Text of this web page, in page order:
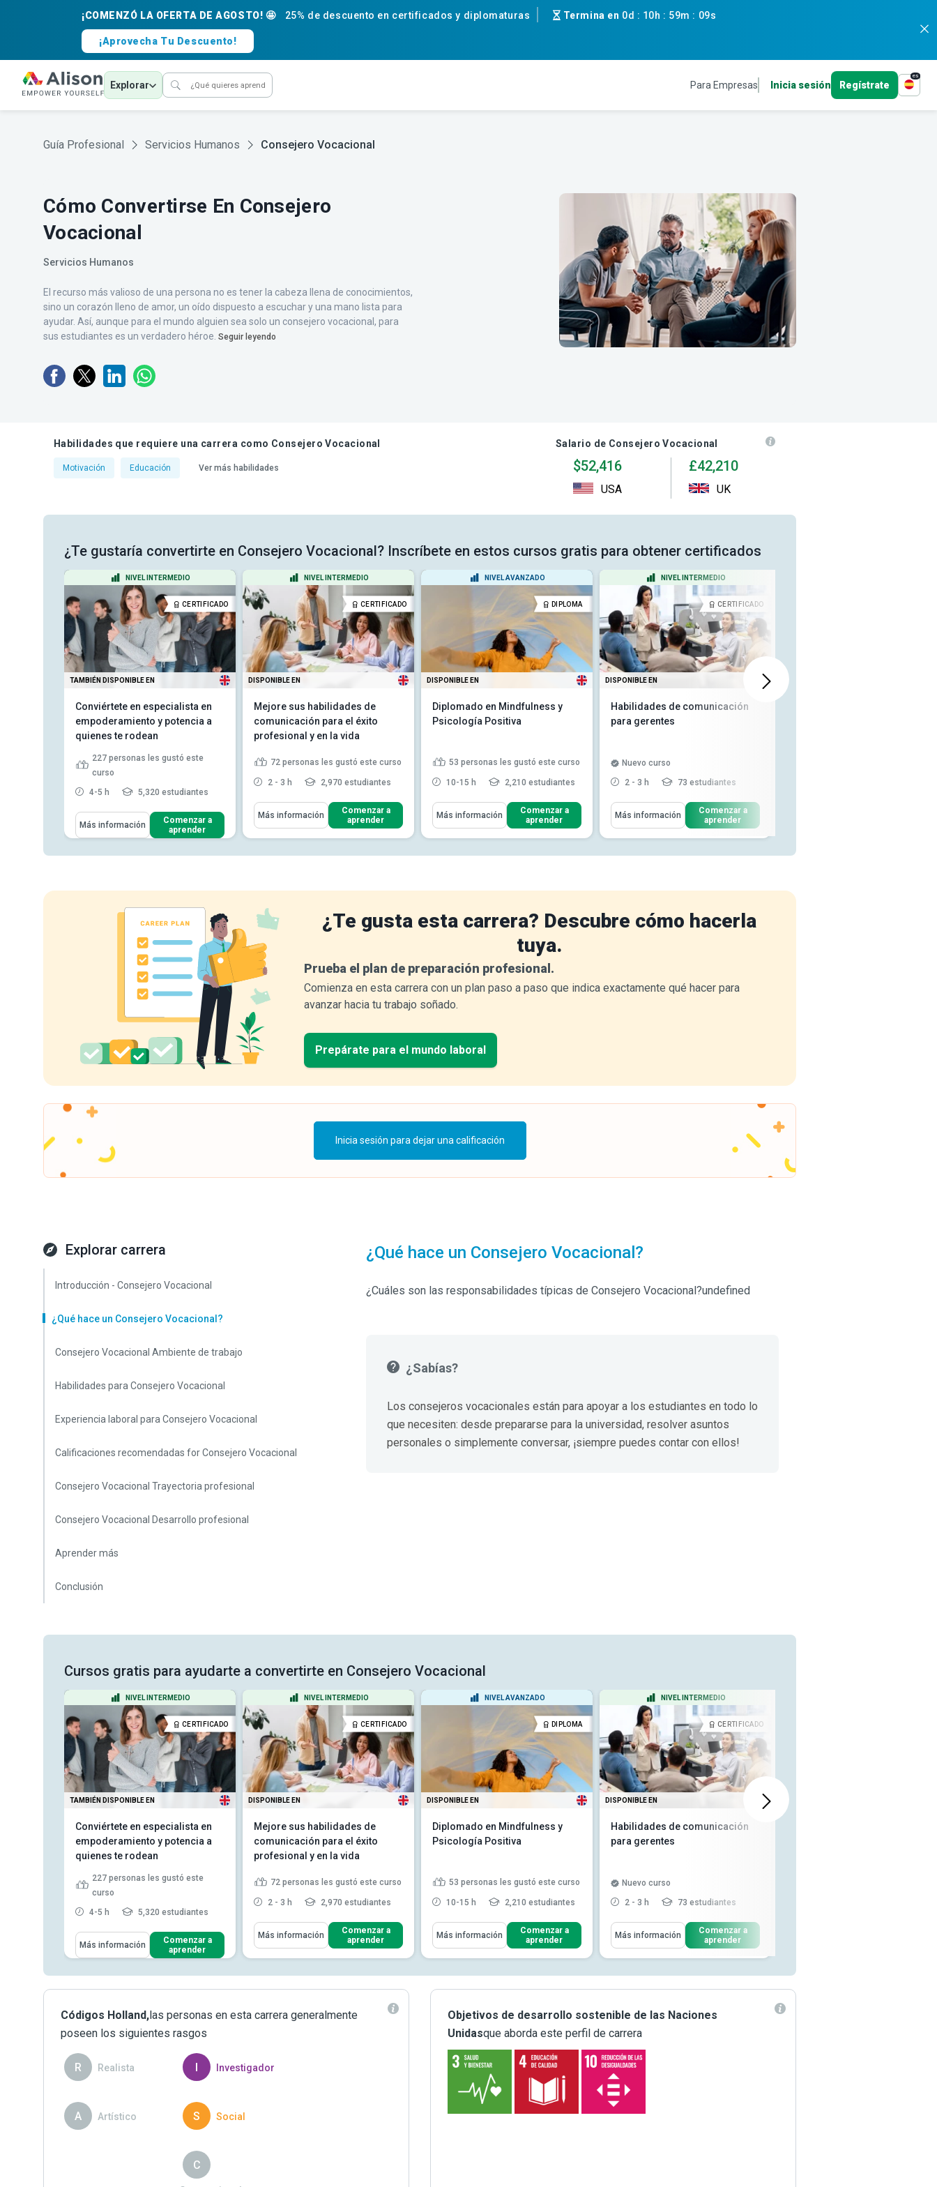
¡COMENZÓ LA OFERTA DE AGOSTO! 🤩 25% de descuento en certificados y diplomaturas Termina en 0d : 10h : 59m : 08s
¡Aprovecha Tu Descuento!
Explorar Para Empresas Inicia sesión Regístrate
es
Guía Profesional Servicios Humanos Consejero Vocacional
Cómo Convertirse En Consejero
Vocacional
Servicios Humanos
El recurso más valioso de una persona no es tener la cabeza llena de conocimientos,
sino un corazón lleno de amor, un oído dispuesto a escuchar y una mano lista para
ayudar. Así, aunque para el mundo alguien sea solo un consejero vocacional, para
sus estudiantes es un verdadero héroe. Seguir leyendo
Habilidades que requiere una carrera como Consejero Vocacional
Motivación Educación Ver más habilidades
Salario de Consejero Vocacional
$52,416
USA
£42,210
UK
¿Te gustaría convertirte en Consejero Vocacional? Inscríbete en estos cursos gratis para obtener certificados
NIVEL INTERMEDIO
CERTIFICADO
TAMBIÉN DISPONIBLE EN
Conviértete en especialista en
empoderamiento y potencia a
quienes te rodean
227 personas les gustó este
curso
4-5 h
5,320 estudiantes
Aprenderás Cómo
Identificar las causas del bajo
la co...
positivo para ...
Más información
Comenzar a
aprender
NIVEL INTERMEDIO
CERTIFICADO
DISPONIBLE EN
Mejore sus habilidades de
comunicación para el éxito
profesional y en la vida
72 personas les gustó este curso
2 - 3 h 2,970 estudiantes
Aprenderás Cómo
una comunicación efectiva y
aplicar estrategias para mej...
comunicación no verbal para
Más información
Comenzar a
aprender
NIVEL AVANZADO
DIPLOMA
DISPONIBLE EN
Diplomado en Mindfulness y
Psicología Positiva
53 personas les gustó este curso
10-15 h 2,210 estudiantes
Aprenderás Cómo
Más información
Comenzar a
aprender
NIVEL INTERMEDIO
CERTIFICADO
DISPONIBLE EN
Habilidades de comunicación
para gerentes
Nuevo curso
2 - 3 h
73 estudiantes
Aprenderás Cómo
Más información
Comenzar a
aprender
¿Te gusta esta carrera? Descubre cómo hacerla
tuya.
Prueba el plan de preparación profesional.
Comienza en esta carrera con un plan paso a paso que indica exactamente qué hacer para
avanzar hacia tu trabajo soñado.
Prepárate para el mundo laboral
Inicia sesión para dejar una calificación
Explorar carrera
Introducción - Consejero Vocacional
¿Qué hace un Consejero Vocacional?
Consejero Vocacional Ambiente de trabajo
Habilidades para Consejero Vocacional
Experiencia laboral para Consejero Vocacional
Calificaciones recomendadas for Consejero Vocacional
Consejero Vocacional Trayectoria profesional
Consejero Vocacional Desarrollo profesional
Aprender más
Conclusión
¿Qué hace un Consejero Vocacional?
¿Cuáles son las responsabilidades típicas de Consejero Vocacional?undefined
¿Sabías?
Los consejeros vocacionales están para apoyar a los estudiantes en todo lo
que necesiten: desde prepararse para la universidad, resolver asuntos
personales o simplemente conversar, ¡siempre puedes contar con ellos!
Cursos gratis para ayudarte a convertirte en Consejero Vocacional
NIVEL INTERMEDIO
CERTIFICADO
TAMBIÉN DISPONIBLE EN
Conviértete en especialista en
empoderamiento y potencia a
quienes te rodean
227 personas les gustó este
curso
4-5 h
5,320 estudiantes
Aprenderás Cómo
Identificar las causas del bajo
la co...
positivo para ...Leer más
Más información
Comenzar a
aprender
NIVEL INTERMEDIO
CERTIFICADO
DISPONIBLE EN
Mejore sus habilidades de
comunicación para el éxito
profesional y en la vida
72 personas les gustó este curso
2 - 3 h 2,970 estudiantes
Aprenderás Cómo
una comunicación efectiva y
aplicar estrategias para mej...
comunicación no verbal para
fomentar conexiones más sóli...
estrategias de cue...Leer más
Más información
Comenzar a
aprender
NIVEL AVANZADO
DIPLOMA
DISPONIBLE EN
Diplomado en Mindfulness y
Psicología Positiva
53 personas les gustó este curso
10-15 h 2,210 estudiantes
Aprenderás Cómo
Más información
Comenzar a
aprender
NIVEL INTERMEDIO
CERTIFICADO
DISPONIBLE EN
Habilidades de comunicación
para gerentes
Nuevo curso
2 - 3 h
73 estudiantes
Aprenderás Cómo
Más información
Comenzar a
aprender
Códigos Holland,las personas en esta carrera generalmente
poseen los siguientes rasgos
R Realista I Investigador
A Artístico S Social
C
Objetivos de desarrollo sostenible de las Naciones
Unidasque aborda este perfil de carrera